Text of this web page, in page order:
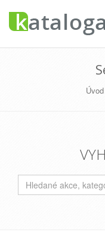
Úvod